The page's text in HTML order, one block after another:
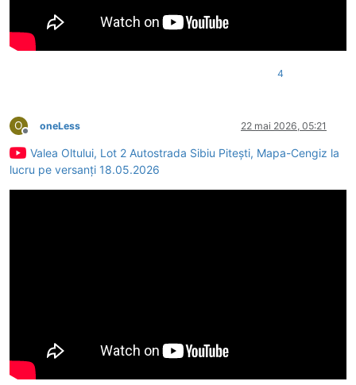
4
O
Deconectat
oneLess 22 mai 2026, 05:21
Valea Oltului, Lot 2 Autostrada Sibiu Pitești, Mapa-Cengiz la
lucru pe versanți 18.05.2026